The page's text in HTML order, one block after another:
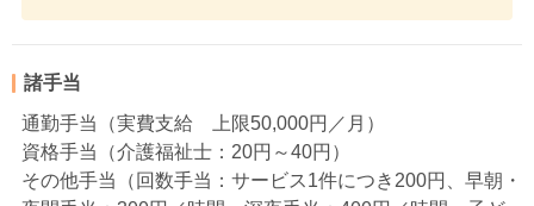
諸手当
通勤手当（実費支給 上限50,000円／月）
資格手当（介護福祉士：20円～40円）
その他手当（回数手当：サービス1件につき200円、早朝・